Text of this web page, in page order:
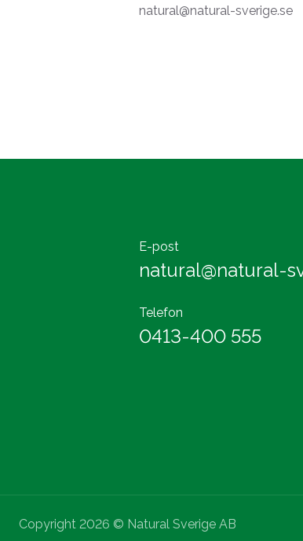
natural@natural-sverige.se
E-post
natural@natural-
Telefon
0413-400 555
Copyright 2026 © Natural Sverige AB